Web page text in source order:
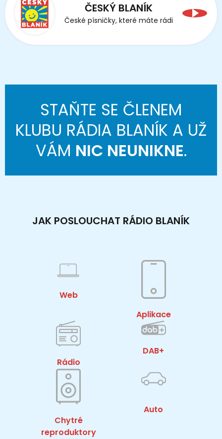
ČESKÝ BLANÍK
České písničky, které máte rádi
STAŇTE SE ČLENEM
KLUBU RÁDIA BLANÍK A UŽ
VÁM NIC NEUNIKNE.
JAK POSLOUCHAT RÁDIO BLANÍK
Web
Aplikace
Rádio
DAB+
Chytré
reproduktory
Auto